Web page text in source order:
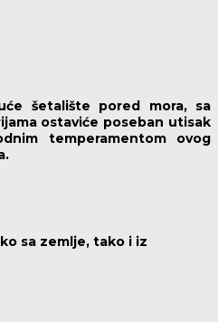
šetalište pored mora, sa
ostaviće poseban utisak
temperamentom ovog
sa zemlje, tako i iz